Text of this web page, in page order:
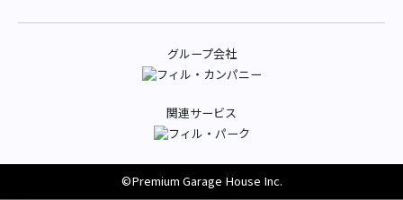
グループ会社
関連サービス
©Premium Garage House Inc.